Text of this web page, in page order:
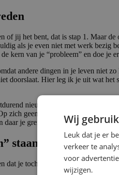
of jij het bent, dat is stap 1. Maar
als je even niet met werk bezig
kern van je “probleem” en doe je
andere dingen in je leven niet
doorslaat. Hier leg ik je uit wat
nieuwe ervaringen en
zich geen ramp maar let op dat je
daar je grenzen in te verleggen.
staan
dat je toch wel wat moet minderen
Wij
Leuk dat je er
verkeer te
voor
wijzigen.